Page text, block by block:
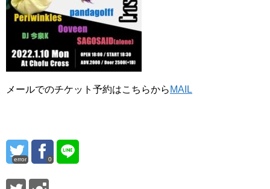
メールでのチケット予約はこちらから MAIL
error 0